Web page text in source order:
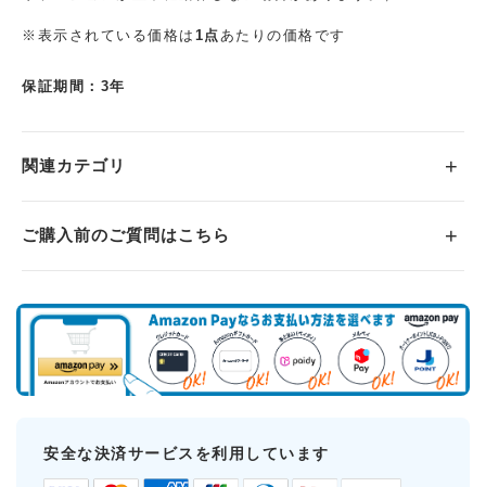
※表示されている価格は 1点あたりの価格です
保証期間：3年
関連カテゴリ
ご購入前のご質問はこちら
安全な決済サービスを利用しています